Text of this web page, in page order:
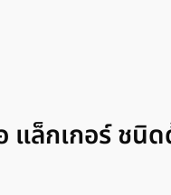
แล็กเกอร์ ชนิ